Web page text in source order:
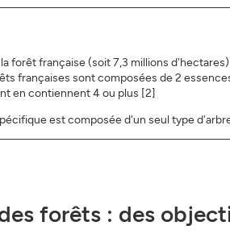
la forêt française (soit 7,3 millions
françaises sont composées de 2
en contiennent 4 ou plus [2]
est composée d'un seul type
forêts : des